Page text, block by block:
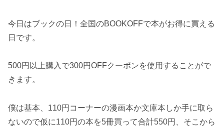
今日はブックの日！全国のBOOKOFFで本がお得に買える
日です。
500円以上購入で300円OFFクーポンを使用することがで
きます。
僕は基本、110円コーナーの漫画本か文庫本しか手に取ら
ないので仮に110円の本を5冊買って合計550円、そこから